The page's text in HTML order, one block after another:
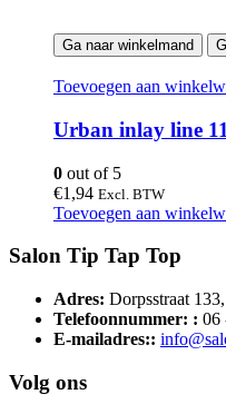
Ga naar winkelmand
Toevoegen aan
Urban inlay line 11
0 out of 5
€1,94 Excl. BTW
Toevoegen aan
Salon Tip Tap Top
Adres: Dorpsstraat
Telefoonnummer: : 06
E-mailadres::
Volg ons